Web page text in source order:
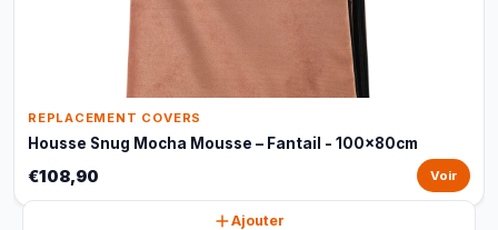
REPLACEMENT COVERS
Housse Snug Mocha Mousse – Fantail - 100x80cm
€108,90 Voir
Ajouter